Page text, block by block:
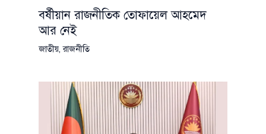
বর্ষীয়ান রাজনীতিক তোফায়েল আহমেদ
আর নেই
জাতীয়,রাজনীতি